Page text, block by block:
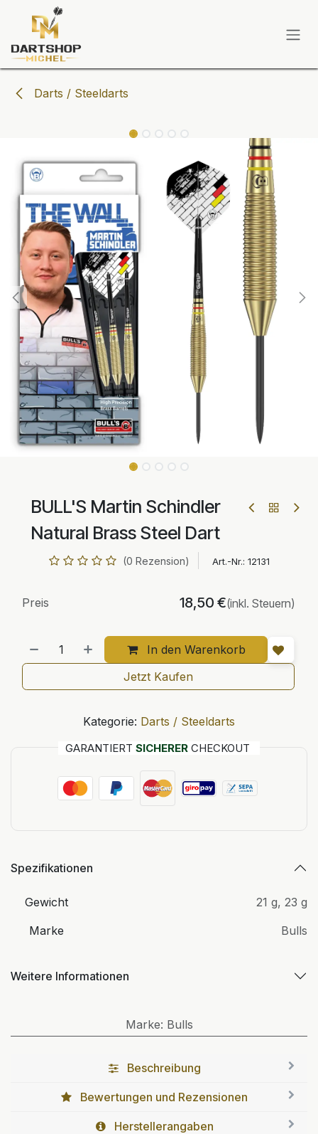
Zum Inhalt springen
Darts / Steeldarts
BULL'S Martin Schindler
Natural Brass Steel Dart
(0 Rezension) Art.-Nr.: 12131
In den Warenkorb
Preis 18,50 €(inkl. Steuern)
Jetzt Kaufen
Kategorie: Darts / Steeldarts
GARANTIERT SICHERER CHECKOUT
Spezifikationen
Gewicht 21 g, 23 g
Marke
Bulls
Weitere Informationen
Marke: Bulls
Beschreibung
Bewertungen und Rezensionen
Herstellerangaben